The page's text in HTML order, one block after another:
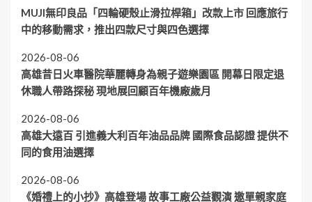
局
雄
美
觀
繪
本
吹
的
煩
風
中
的
期
溫
柔
能
和
年
三
星
耀
入
住
旗
下
飯
店
即
星
級
報
名
增
萬
MUJI無印良品「四輪硬殼止滑拉桿箱」改款上市 回應旅行
中的移動需求，推出四款尺寸與四色選擇
2026-08-06
高雄昔日火車醫院華麗轉身為親子遊樂園區 開幕日限定退
休職人帶路探秘 現地展回顧百年機廠歲月
2026-08-06
高雄大遠百 引進義大利百年油品品牌 國際食品認證 提供不
同的食用油選擇
2026-08-06
《婚禮上的小抄》高雄登場 故事工廠公益觀演 邀單親家庭